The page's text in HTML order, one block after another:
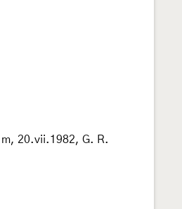
20.vii.1982, G. R.